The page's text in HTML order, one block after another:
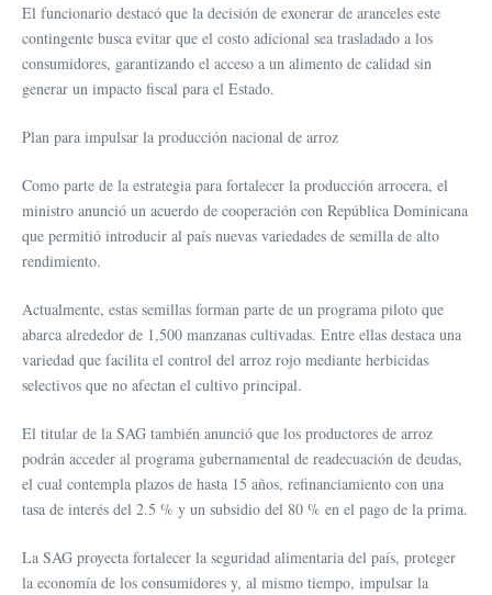
El funcionario destacó que la decisión de exonerar de aranceles este
contingente busca evitar que el costo adicional sea trasladado a los
consumidores, garantizando el acceso a un alimento de calidad sin
generar un impacto fiscal para el Estado.
Plan para impulsar la producción nacional de arroz
Como parte de la estrategia para fortalecer la producción arrocera, el
ministro anunció un acuerdo de cooperación con República Dominicana
que permitió introducir al país nuevas variedades de semilla de alto
rendimiento.
Actualmente, estas semillas forman parte de un programa piloto que
abarca alrededor de 1,500 manzanas cultivadas. Entre ellas destaca una
variedad que facilita el control del arroz rojo mediante herbicidas
selectivos que no afectan el cultivo principal.
El titular de la SAG también anunció que los productores de arroz
podrán acceder al programa gubernamental de readecuación de deudas,
el cual contempla plazos de hasta 15 años, refinanciamiento con una
tasa de interés del 2.5 % y un subsidio del 80 % en el pago de la prima.
La SAG proyecta fortalecer la seguridad alimentaria del país, proteger
la economía de los consumidores y, al mismo tiempo, impulsar la